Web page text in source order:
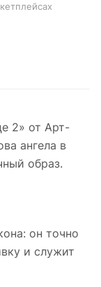
2» от Арт-
ангела в
образ.
он точно
и служит